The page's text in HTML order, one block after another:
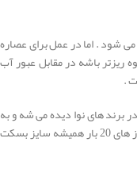
شود . اما در عمل برای عصاره
قهوه ریزتر باشه در مقابل عبور آب
.
برند های نوا دیده می شه و به
اسم نیمه صنعنی هم شناخته می شوند . در قهوه ساز های 20 بار همیشه سایز بسکت